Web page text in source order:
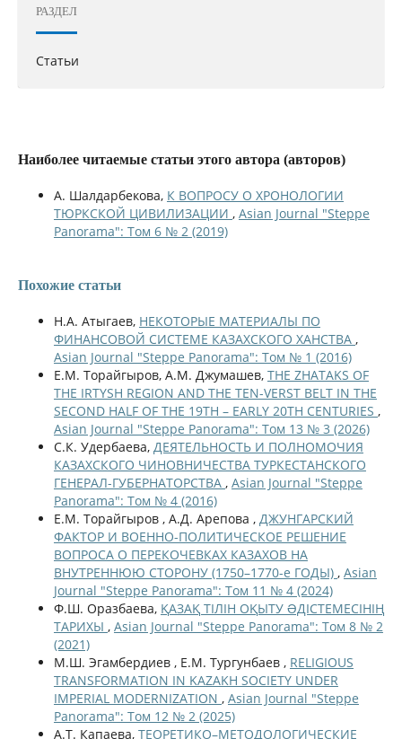
РАЗДЕЛ
Статьи
Наиболее читаемые статьи этого автора (авторов)
А. Шалдарбекова, К ВОПРОСУ О ХРОНОЛОГИИ
ТЮРКСКОЙ ЦИВИЛИЗАЦИИ , Asian Journal "Steppe
Panorama": Том 6 № 2 (2019)
Похожие статьи
Н.А. Атыгаев, НЕКОТОРЫЕ МАТЕРИАЛЫ ПО
ФИНАНСОВОЙ СИСТЕМЕ КАЗАХСКОГО ХАНСТВА ,
Asian Journal "Steppe Panorama": Том № 1 (2016)
Е.М. Торайгыров, А.М. Джумашев, THE ZHATAKS OF
THE IRTYSH REGION AND THE TEN-VERST BELT IN THE
SECOND HALF OF THE 19TH – EARLY 20TH CENTURIES ,
Asian Journal "Steppe Panorama": Том 13 № 3 (2026)
С.К. Удербаева, ДЕЯТЕЛЬНОСТЬ И ПОЛНОМОЧИЯ
КАЗАХСКОГО ЧИНОВНИЧЕСТВА ТУРКЕСТАНСКОГО
ГЕНЕРАЛ-ГУБЕРНАТОРСТВА , Asian Journal "Steppe
Panorama": Том № 4 (2016)
Е.М. Торайгыров , А.Д. Арепова , ДЖУНГАРСКИЙ
ФАКТОР И ВОЕННО-ПОЛИТИЧЕСКОЕ РЕШЕНИЕ
ВОПРОСА О ПЕРЕКОЧЕВКАХ КАЗАХОВ НА
ВНУТРЕННЮЮ СТОРОНУ (1750–1770-е ГОДЫ) , Asian
Journal "Steppe Panorama": Том 11 № 4 (2024)
Ф.Ш. Оразбаева, ҚАЗАҚ ТІЛІН ОҚЫТУ ƏДІСТЕМЕСІНІҢ
ТАРИХЫ , Asian Journal "Steppe Panorama": Том 8 № 2
(2021)
М.Ш. Эгамбердиев , Е.М. Тургунбаев , RELIGIOUS
TRANSFORMATION IN KAZAKH SOCIETY UNDER
IMPERIAL MODERNIZATION , Asian Journal "Steppe
Panorama": Том 12 № 2 (2025)
А.Т. Капаева, ТЕОРЕТИКО–МЕТОДОЛОГИЧЕСКИЕ